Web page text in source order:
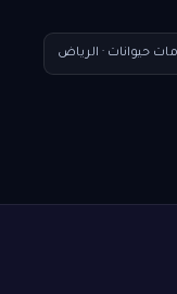
حيوانات · الرياض